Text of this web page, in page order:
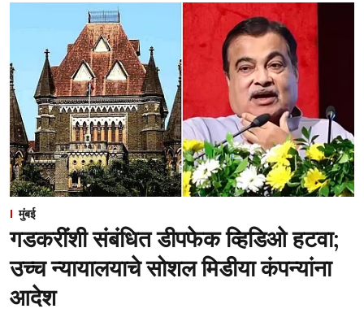
मुंबई
गडकरींशी संबंधित डीपफेक व्हिडिओ हटवा;
उच्च न्यायालयाचे सोशल मिडीया कंपन्यांना
आदेश